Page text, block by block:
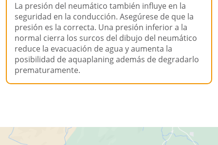
La presión del neumático también influye en la
seguridad en la conducción. Asegúrese de que la
presión es la correcta. Una presión inferior a la
normal cierra los surcos del dibujo del neumático
reduce la evacuación de agua y aumenta la
posibilidad de aquaplaning además de degradarlo
prematuramente.